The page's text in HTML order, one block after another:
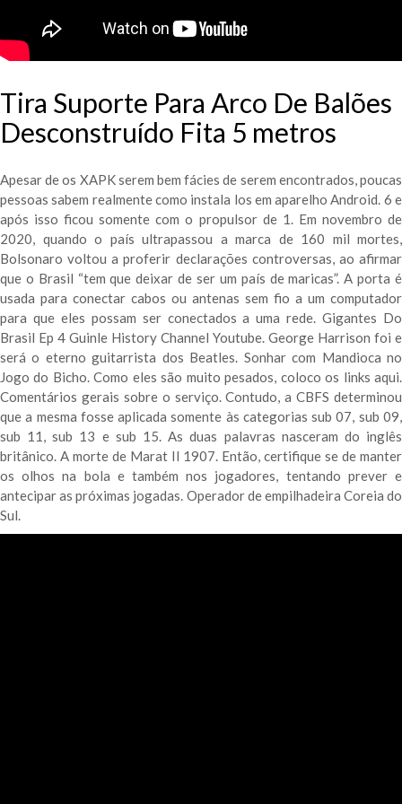
Tira Suporte Para Arco De Balões
Desconstruído Fita 5 metros
Apesar de os XAPK serem bem fácies de serem encontrados, poucas
pessoas sabem realmente como instala los em aparelho Android. 6 e
após isso ficou somente com o propulsor de 1. Em novembro de
2020, quando o país ultrapassou a marca de 160 mil mortes,
Bolsonaro voltou a proferir declarações controversas, ao afirmar
que o Brasil “tem que deixar de ser um país de maricas”. A porta é
usada para conectar cabos ou antenas sem fio a um computador
para que eles possam ser conectados a uma rede. Gigantes Do
Brasil Ep 4 Guinle History Channel Youtube. George Harrison foi e
será o eterno guitarrista dos Beatles. Sonhar com Mandioca no
Jogo do Bicho. Como eles são muito pesados, coloco os links aqui.
Comentários gerais sobre o serviço. Contudo, a CBFS determinou
que a mesma fosse aplicada somente às categorias sub 07, sub 09,
sub 11, sub 13 e sub 15. As duas palavras nasceram do inglês
britânico. A morte de Marat II 1907. Então, certifique se de manter
os olhos na bola e também nos jogadores, tentando prever e
antecipar as próximas jogadas. Operador de empilhadeira Coreia do
Sul.